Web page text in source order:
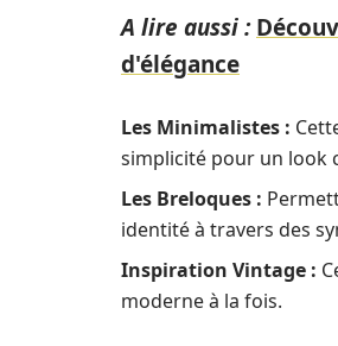
A lire aussi :
d'élégance
Les Minimalistes :
simplicité pour un look
Les Breloques :
identité à travers des
Inspiration Vintage :
moderne à la fois.